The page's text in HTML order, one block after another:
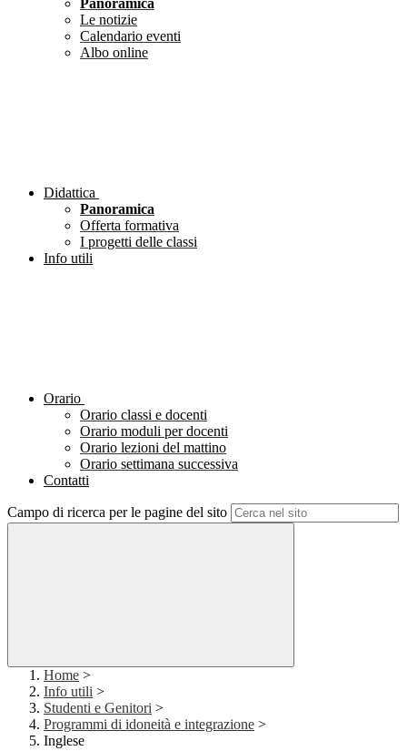
Panoramica
Le notizie
Calendario eventi
Albo online
Didattica
Panoramica
Offerta formativa
I progetti delle classi
Info utili
Orario
Orario classi e docenti
Orario moduli per docenti
Orario lezioni del mattino
Orario settimana successiva
Contatti
Campo di ricerca per le pagine del sito
Home >
Info utili >
Studenti e Genitori >
Programmi di idoneità e integrazione >
Inglese